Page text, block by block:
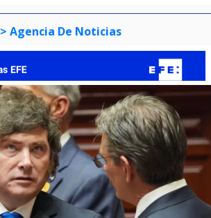
> Agencia De Noticias